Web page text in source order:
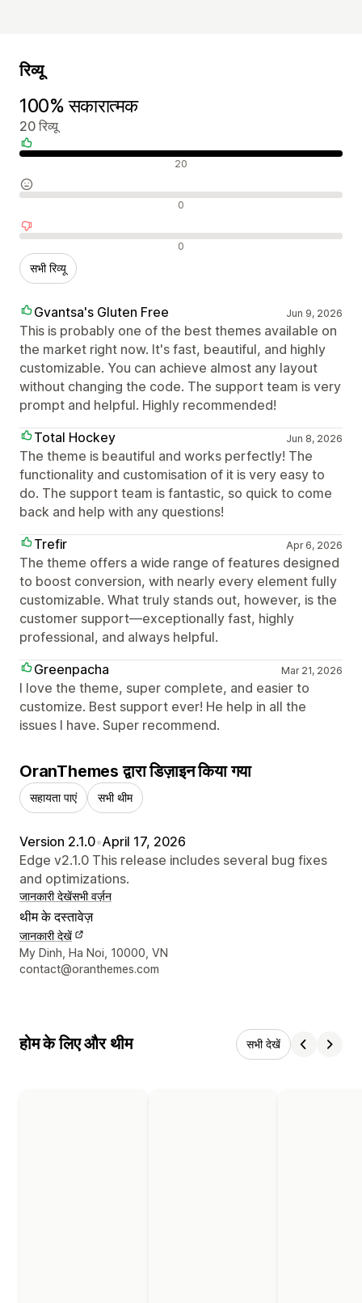
रिव्यू
100% सकारात्मक
20 रिव्यू
सकारात्मक रिव्यू 20
न्यूट्रल रिव्यू 0
नकारात्मक रिव्यू 0
सभी रिव्यू
Gvantsa's Gluten Free Jun 9, 2026
This is probably one of the best themes available on
the market right now. It's fast, beautiful, and highly
customizable. You can achieve almost any layout
without changing the code. The support team is very
prompt and helpful. Highly recommended!
Total Hockey
Jun 8, 2026
The theme is beautiful and works perfectly! The
functionality and customisation of it is very easy to
do. The support team is fantastic, so quick to come
back and help with any questions!
Trefir
Apr 6, 2026
The theme offers a wide range of features designed
to boost conversion, with nearly every element fully
customizable. What truly stands out, however, is the
customer support—exceptionally fast, highly
professional, and always helpful.
Greenpacha
Mar 21, 2026
I love the theme, super complete, and easier to
customize. Best support ever! He help in all the
issues I have. Super recommend.
OranThemes द्वारा डिज़ाइन किया गया
सहायता पाएं सभी थीम
Version 2.1.0•April 17, 2026
Edge v2.1.0 This release includes several bug fixes
and optimizations.
जानकारी देखेंसभी वर्ज़न
थीम के दस्तावेज़
जानकारी देखें
डिज़ाइनर के संपर्क की जानकारी
My Dinh, Ha Noi, 10000, VN
contact@oranthemes.com
होम के लिए और थीम सभी देखें